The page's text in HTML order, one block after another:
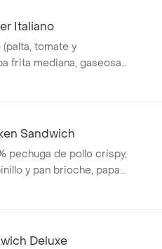
Italiano
tomate y
frita mediana, gaseosa
Sandwich
pechuga de pollo crispy,
y pan brioche, papa
en lata
Deluxe